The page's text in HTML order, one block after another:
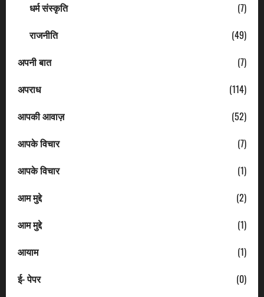
धर्म संस्कृति
(7)
राजनीति
(49)
अपनी बात
(7)
अपराध
(114)
आपकी आवाज़
(52)
आपके विचार
(7)
आपके विचार
(1)
आम मुद्दे
(2)
आम मुद्दे
(1)
आयाम
(1)
ई- पेपर
(0)